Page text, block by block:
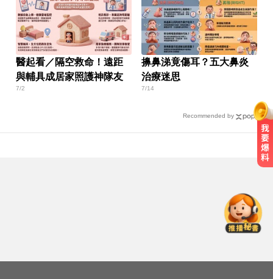
醫起看／隔空救命！遠距
與輔具成居家照護神隊友
7/2
擤鼻涕竟傷耳？五大鼻炎
治療迷思
7/14
Recommended by
醫認定毒品意外